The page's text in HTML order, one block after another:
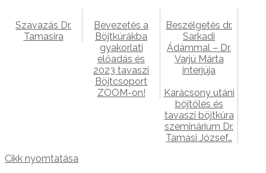
Szavazás Dr.
Tamasira
Bevezetés a
Böjtkúrákba
gyakorlati
előadás és
2023 tavaszi
Böjtcsoport
ZOOM-on!
Beszélgetés dr.
Sarkadi
Ádámmal – Dr.
Varjú Márta
interjúja
Karácsony utáni
böjtölés és
tavaszi böjtkúra
szeminárium Dr.
Tamasi József…
Cikk nyomtatása